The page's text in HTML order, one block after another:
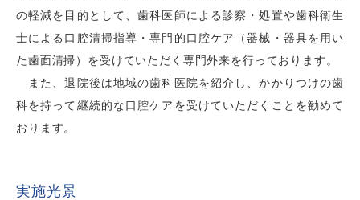
の軽減を目的として、歯科医師による診察・処置や歯科衛生
士による口腔清掃指導・専門的口腔ケア（器械・器具を用い
た歯面清掃）を受けていただく専門外来を行っております。
また、退院後は地域の歯科医院を紹介し、かかりつけの歯
科を持って継続的な口腔ケアを受けていただくことを勧めて
おります。
実施光景